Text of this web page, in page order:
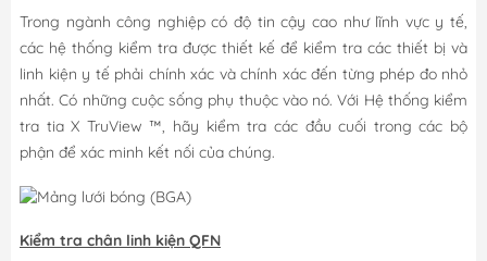
Trong ngành công nghiệp có độ tin cậy cao như lĩnh vực y tế,
các hệ thống kiểm tra được thiết kế để kiểm tra các thiết bị và
linh kiện y tế phải chính xác và chính xác đến từng phép đo nhỏ
nhất. Có những cuộc sống phụ thuộc vào nó. Với Hệ thống kiểm
tra tia X TruView ™, hãy kiểm tra các đầu cuối trong các bộ
phận để xác minh kết nối của chúng.
Kiểm tra chân linh kiện QFN